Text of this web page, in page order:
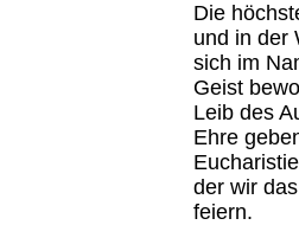
Die
und in der
sich im
Geist
Leib des
Ehre
der wir
feiern.